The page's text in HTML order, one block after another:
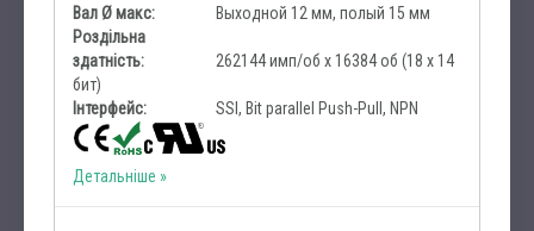
Вал Ø макс:
Выходной 12 мм, полый 15 мм
Роздільна
здатність:
262144 имп/об x 16384 об (18 х 14
бит)
Інтерфейс:
SSI, Bit parallel Push-Pull, NPN
Детальніше